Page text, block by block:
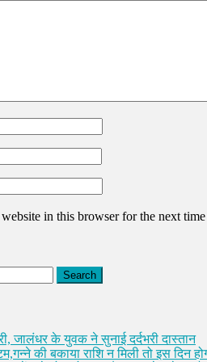
in this browser for the next
जालंधर के युवक ने सुनाई दर्दभरी दास्तान
की बकाया राशि न मिली तो इस दिन